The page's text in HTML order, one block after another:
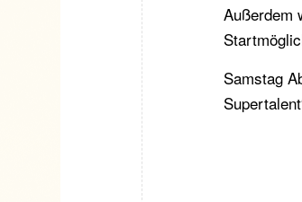
Außerdem
Samstag